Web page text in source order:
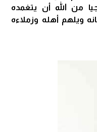
من الله أن يتغمده
ويلهم أهله وزملاءه